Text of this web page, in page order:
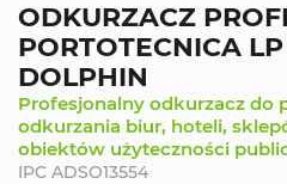
ODKURZACZ
PORTOTECNICA
DOLPHIN
Profesjonalny odkurzacz do
odkurzania biur, hoteli,
obiektów użyteczności
IPC ADSO13554